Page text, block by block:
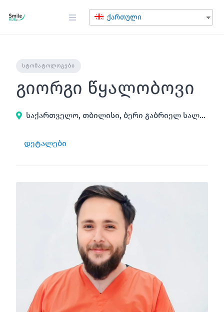
გადასვლა
ქართული
ᲡᲢᲝᲛᲐᲢᲝᲚᲝᲒᲔᲑᲘ
გიორგი წყალობოვი
საქართველო, თბილისი, ბერი გაბრიელ სალოსის გამზირი 33
დეტალები